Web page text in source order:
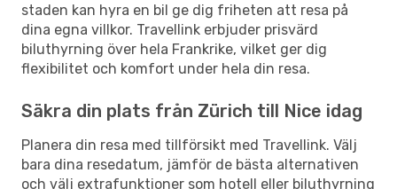
staden kan hyra en bil ge dig friheten att resa på
dina egna villkor. Travellink erbjuder prisvärd
biluthyrning över hela Frankrike, vilket ger dig
flexibilitet och komfort under hela din resa.
Säkra din plats från Zürich till Nice idag
Planera din resa med tillförsikt med Travellink. Välj
bara dina resedatum, jämför de bästa alternativen
och välj extrafunktioner som hotell eller biluthyrning